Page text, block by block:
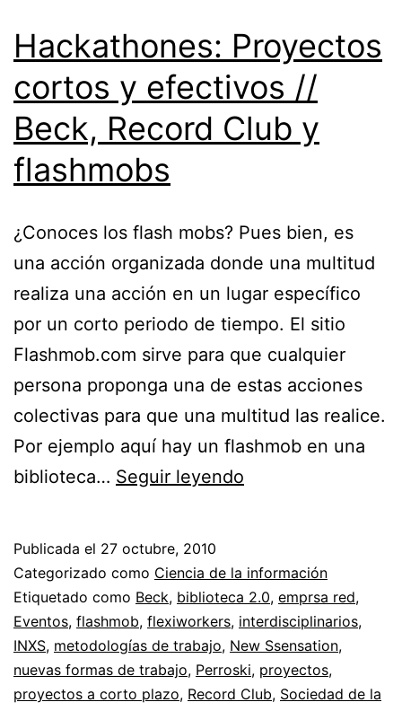
Hackathones: Proyectos
cortos y efectivos //
Beck, Record Club y
flashmobs
¿Conoces los flash mobs? Pues bien, es
una acción organizada donde una multitud
realiza una acción en un lugar específico
por un corto periodo de tiempo. El sitio
Flashmob.com sirve para que cualquier
persona proponga una de estas acciones
colectivas para que una multitud las realice.
Por ejemplo aquí hay un flashmob en una
biblioteca… Seguir leyendo
y
efectivos
//
Beck,
Record
Publicada el 27 octubre, 2010
Categorizado como Ciencia de la información
Etiquetado como Beck, biblioteca 2.0, emprsa red,
Eventos, flashmob, flexiworkers, interdisciplinarios,
INXS, metodologías de trabajo, New Ssensation,
nuevas formas de trabajo, Perroski, proyectos,
proyectos a corto plazo, Record Club, Sociedad de la